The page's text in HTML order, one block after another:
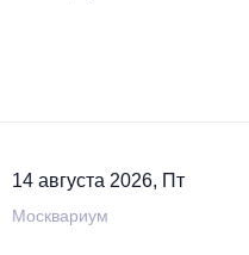
14 августа 2026, Пт
Москвариум